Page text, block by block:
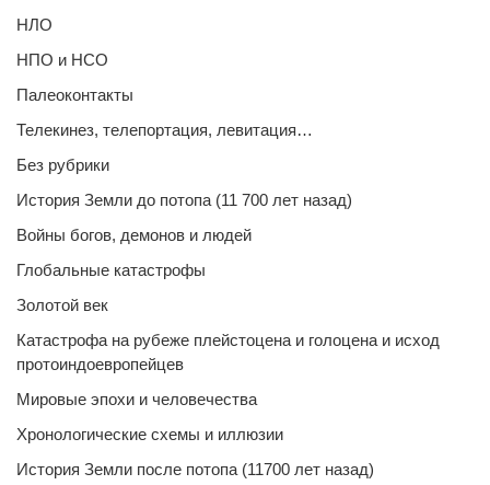
НЛО
НПО и НСО
Палеоконтакты
Телекинез, телепортация, левитация…
Без рубрики
История Земли до потопа (11 700 лет назад)
Войны богов, демонов и людей
Глобальные катастрофы
Золотой век
Катастрофа на рубеже плейстоцена и голоцена и исход
протоиндоевропейцев
Мировые эпохи и человечества
Хронологические схемы и иллюзии
История Земли после потопа (11700 лет назад)